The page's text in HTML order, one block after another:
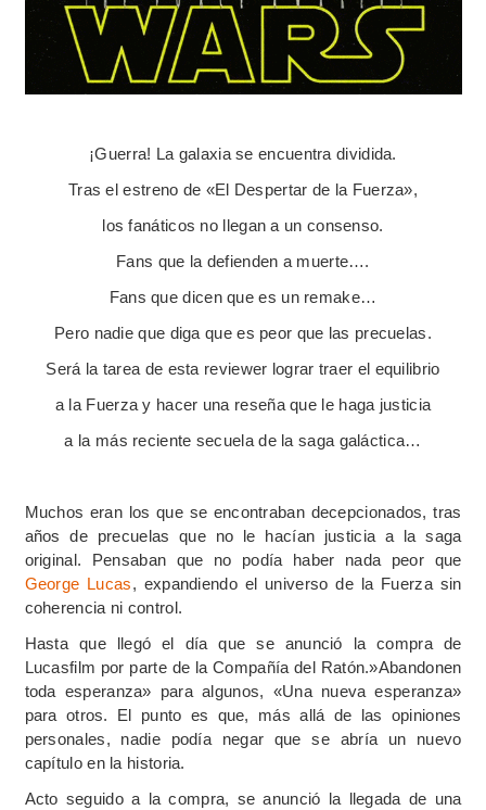
¡Guerra! La galaxia se encuentra dividida.
Tras el estreno de «El Despertar de la Fuerza»,
los fanáticos no llegan a un consenso.
Fans que la defienden a muerte….
Fans que dicen que es un remake…
Pero nadie que diga que es peor que las precuelas.
Será la tarea de esta reviewer lograr traer el equilibrio
a la Fuerza y hacer una reseña que le haga justicia
a la más reciente secuela de la saga galáctica…
Muchos eran los que se encontraban decepcionados, tras
años de precuelas que no le hacían justicia a la saga
original. Pensaban que no podía haber nada peor que
George Lucas, expandiendo el universo de la Fuerza sin
coherencia ni control.
Hasta que llegó el día que se anunció la compra de
Lucasfilm por parte de la Compañía del Ratón.»Abandonen
toda esperanza» para algunos, «Una nueva esperanza»
para otros. El punto es que, más allá de las opiniones
personales, nadie podía negar que se abría un nuevo
capítulo en la historia.
Acto seguido a la compra, se anunció la llegada de una